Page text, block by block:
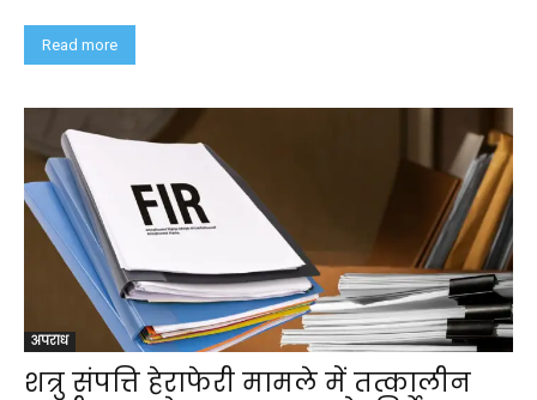
Read more
अपराध
शत्रु संपत्ति हेराफेरी मामले में तत्कालीन